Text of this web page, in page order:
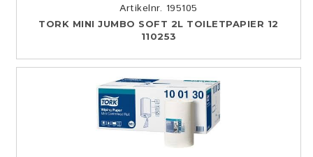
Artikelnr. 195105
TORK MINI JUMBO SOFT 2L TOILETPAPIER 12
110253